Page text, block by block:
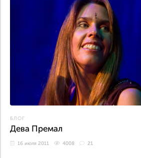
БЛОГ
Дева Премал
16 июля 2011 4008 21